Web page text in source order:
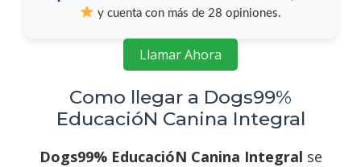
y cuenta con más de 28 opiniones.
Llamar Ahora
Como llegar a Dogs99%
EducacióN Canina Integral
Dogs99% EducacióN Canina Integral se